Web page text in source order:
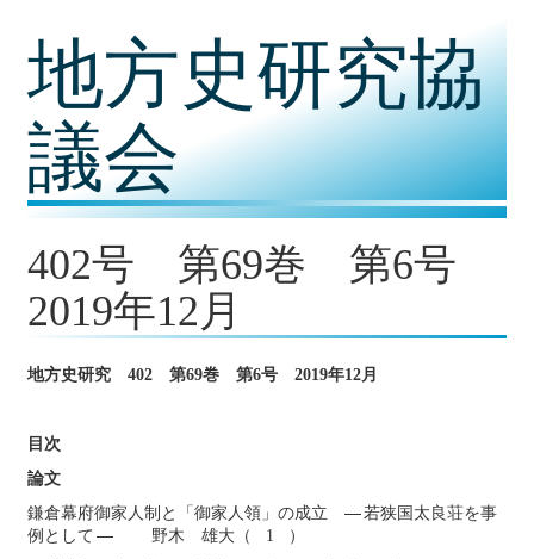
地方史研究協
議会
402号 第69巻 第6号
2019年12月
地方史研究 402 第69巻 第6号 2019年12月
目次
論文
鎌倉幕府御家人制と「御家人領」の成立
若狭国太良荘を事
例として
野木 雄大（ 1 ）